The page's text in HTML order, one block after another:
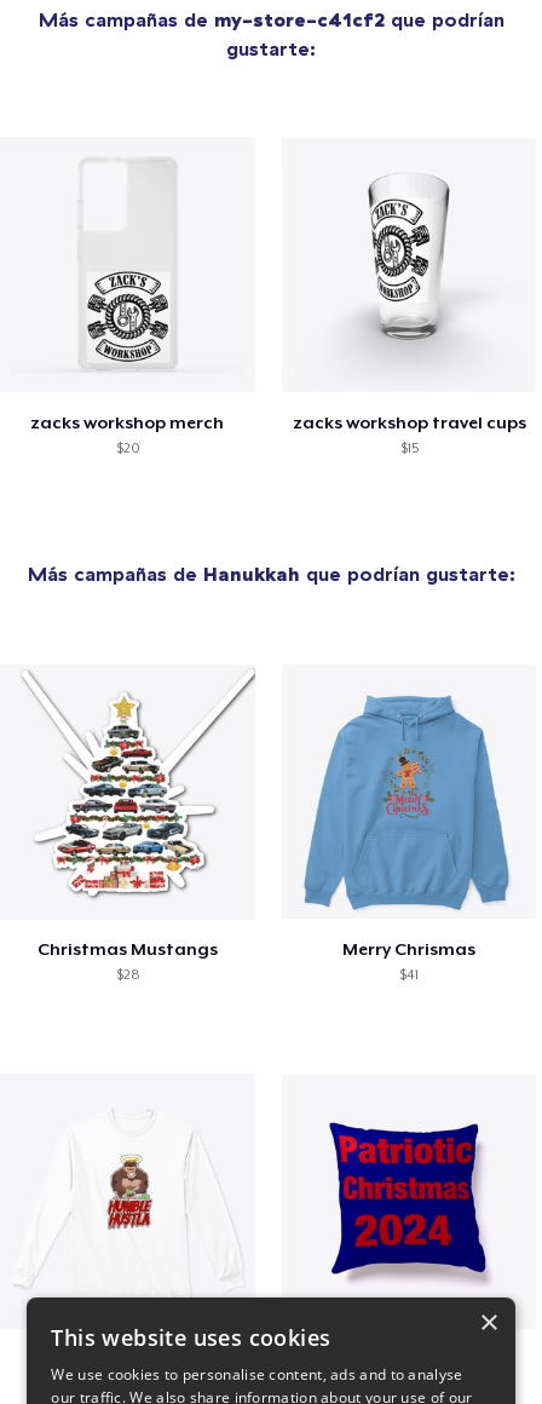
Más campañas de my-store-c41cf2que podrían
gustarte:
zacks workshop merch
$20
zacks workshop travel cups
$15
Más campañas de Hanukkah que podrían gustarte:
Christmas Mustangs
$28
Merry Chrismas
$41
$31 $29
×
This website uses cookies
We use cookies to personalise content, ads and to analyse
our traffic. We also share information about your use of our